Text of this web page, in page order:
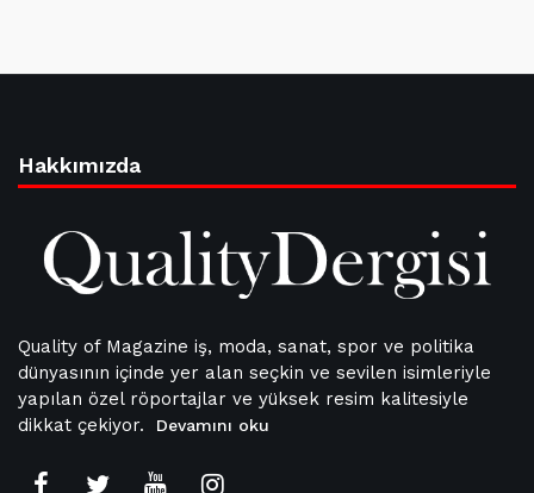
Hakkımızda
Quality of Magazine iş, moda, sanat, spor ve politika
dünyasının içinde yer alan seçkin ve sevilen isimleriyle
yapılan özel röportajlar ve yüksek resim kalitesiyle
dikkat çekiyor.
Devamını oku